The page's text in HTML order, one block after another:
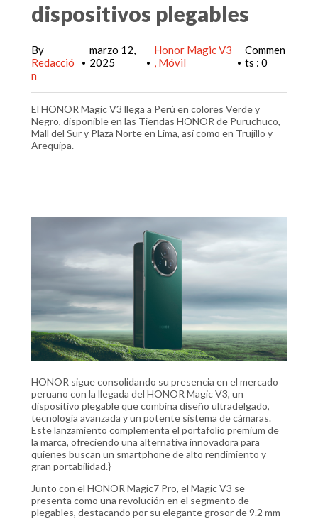
dispositivos plegables
By
Redacció
n
•
marzo 12,
2025
•
Honor Magic V3
Móvil
•
Commen
ts : 0
El HONOR Magic V3 llega a Perú en colores Verde y
Negro, disponible en las Tiendas HONOR de Puruchuco,
Mall del Sur y Plaza Norte en Lima, así como en Trujillo y
Arequipa.
HONOR sigue consolidando su presencia en el mercado
peruano con la llegada del HONOR Magic V3, un
dispositivo plegable que combina diseño ultradelgado,
tecnología avanzada y un potente sistema de cámaras.
Este lanzamiento complementa el portafolio premium de
la marca, ofreciendo una alternativa innovadora para
quienes buscan un smartphone de alto rendimiento y
gran portabilidad.}
Junto con el HONOR Magic7 Pro, el Magic V3 se
presenta como una revolución en el segmento de
plegables, destacando por su elegante grosor de 9.2 mm